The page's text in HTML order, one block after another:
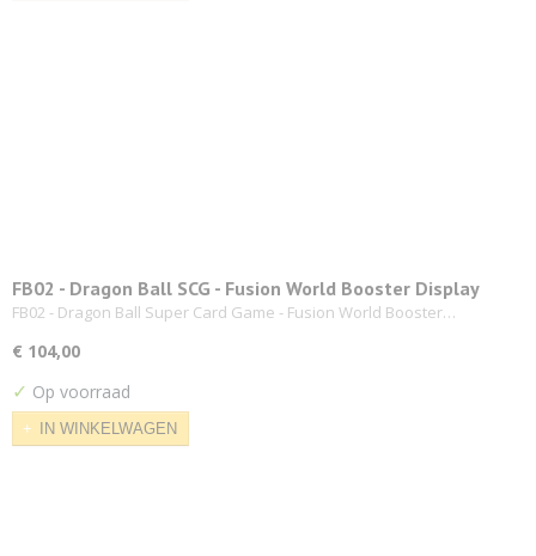
FB02 - Dragon Ball SCG - Fusion World Booster Display
FB02 - Dragon Ball Super Card Game - Fusion World Booster…
€ 104,00
✓ Op voorraad
IN WINKELWAGEN